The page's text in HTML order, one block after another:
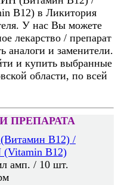
B12) в Ликитория
У нас Вы можете
лекарство / препарат
аналоги и заменители.
и купить выбранные
области, по всей
ПРЕПАРАТА
В12) /
B12)
амп. / 10 шт.